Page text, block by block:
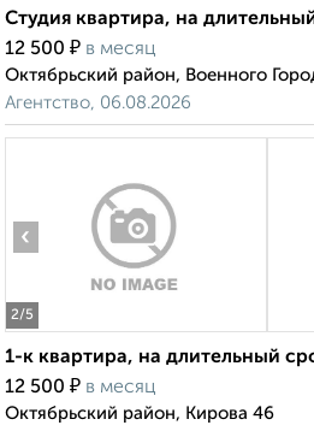
Студия квартира, на
12 500 ₽ в месяц
Октябрьский район, Военного
Агентство, 06.08.2026
2/5
‹
1-к квартира, на длительный
12 500 ₽ в месяц
Октябрьский район, Кирова 46